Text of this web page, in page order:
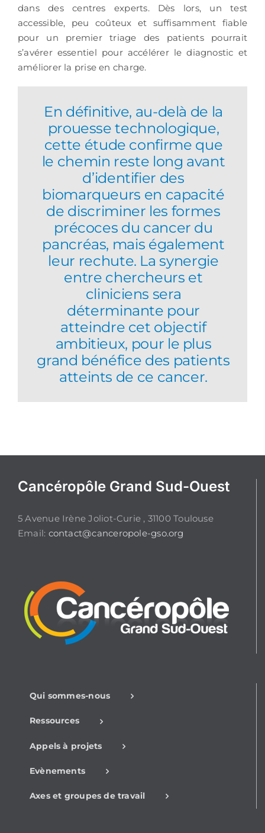
dans des centres experts. Dès lors, un test
accessible, peu coûteux et suffisamment fiable
pour un premier triage des patients pourrait
s’avérer essentiel pour accélérer le diagnostic et
améliorer la prise en charge.
En définitive, au-delà de la
prouesse technologique,
cette étude confirme que
le chemin reste long avant
d’identifier des
biomarqueurs en capacité
de discriminer les formes
précoces du cancer du
pancréas, mais également
leur rechute. La synergie
entre chercheurs et
cliniciens sera
déterminante pour
atteindre cet objectif
ambitieux, pour le plus
grand bénéfice des patients
atteints de ce cancer.
Cancéropôle Grand Sud-Ouest
5 Avenue Irène Joliot-Curie , 31100 Toulouse
Email: contact@canceropole-gso.org
Qui sommes-nous
Ressources
Appels à projets
Evènements
Axes et groupes de travail